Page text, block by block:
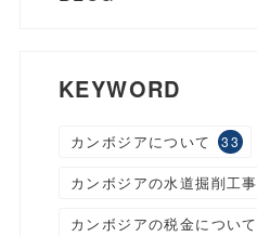
KEYWORD
カンボジアについて 33
カンボジアの水道掘削工事
カンボジアの税金について